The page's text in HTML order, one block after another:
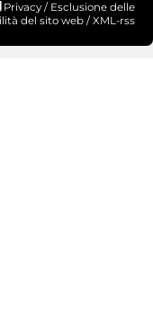
Privacy / Esclusione delle
del sito web / XML-rss